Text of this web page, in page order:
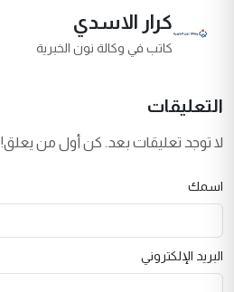
كرار الاسدي
كاتب في وكالة نون الخبرية
التعليقات
لا توجد تعليقات بعد. كن أول من يعلق!
اسمك
البريد الإلكتروني